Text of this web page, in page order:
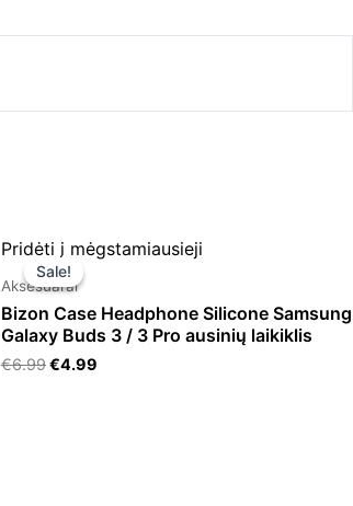
Pridėti į mėgstamiausieji
Sale!
Sale!
Aksesuarai
Bizon Case Headphone Silicone Samsung
Galaxy Buds 3 / 3 Pro ausinių laikiklis
€6.99
Original
price
was:
€4.99
Current
price